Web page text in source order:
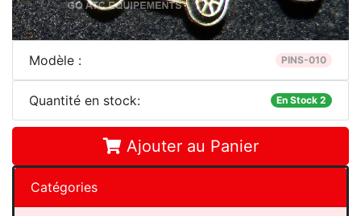
Modèle : PINS-010
Quantité en stock: En Stock 2
Ajouter au Panier
Catégories